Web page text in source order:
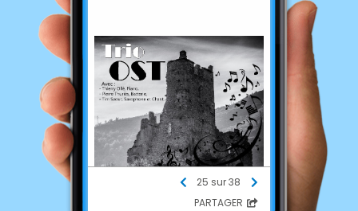
25 sur 38
PARTAGER